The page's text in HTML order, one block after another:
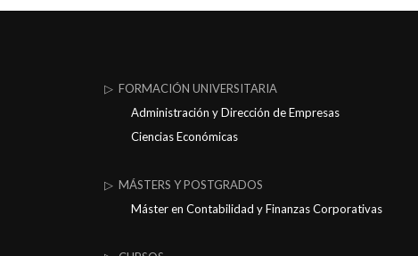
▷ FORMACIÓN UNIVERSITARIA
Administración y Dirección de Empresas
Ciencias Económicas
▷ MÁSTERS Y POSTGRADOS
Máster en Contabilidad y Finanzas Corporativas